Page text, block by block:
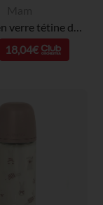
Biberon en verre tétine débit 2 0-6 mois 260 ml – Rose
18,04€